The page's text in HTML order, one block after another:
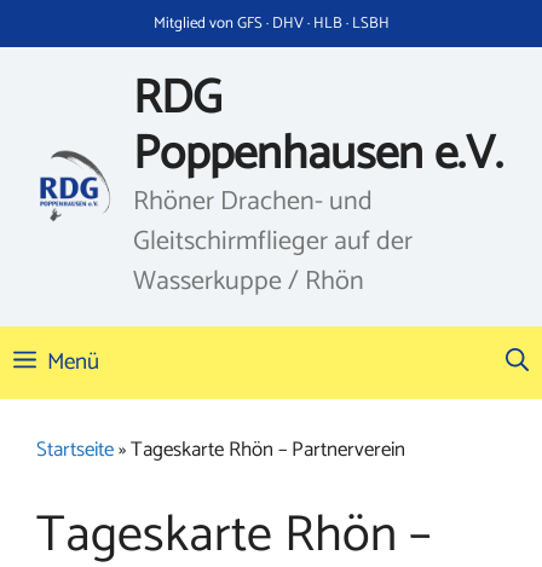
Inhalt
Mitglied von GFS · DHV · HLB · LSBH
RDG
Poppenhausen e.V.
Rhöner Drachen- und
Gleitschirmflieger auf der
Wasserkuppe / Rhön
Menü
Startseite»Tageskarte Rhön – Partnerverein
Tageskarte Rhön –